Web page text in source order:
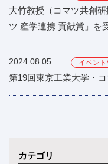
大竹教授（コマツ共創
ツ 産学連携 貢献賞」を
2024.08.05 イベン
第19回東京工業大学・
カテゴリ